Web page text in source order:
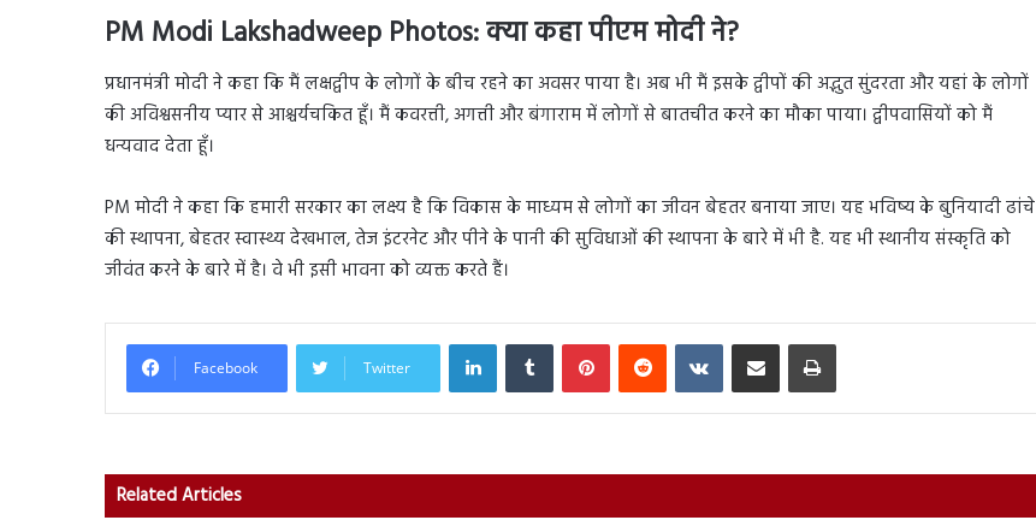
PM Modi Lakshadweep Photos: क्या कहा पीएम मोदी ने?
प्रधानमंत्री मोदी ने कहा कि मैं लक्षद्वीप के लोगों के बीच रहने का अवसर पाया है। अब भी मैं इसके द्वीपों की अद्भुत सुंदरता और यहां के लोगों
की अविश्वसनीय प्यार से आश्चर्यचकित हूँ। मैं कवरत्ती, अगत्ती और बंगाराम में लोगों से बातचीत करने का मौका पाया। द्वीपवासियों को मैं
धन्यवाद देता हूँ।
PM मोदी ने कहा कि हमारी सरकार का लक्ष्य है कि विकास के माध्यम से लोगों का जीवन बेहतर बनाया जाए। यह भविष्य के बुनियादी ढांचे
की स्थापना, बेहतर स्वास्थ्य देखभाल, तेज इंटरनेट और पीने के पानी की सुविधाओं की स्थापना के बारे में भी है. यह भी स्थानीय संस्कृति को
जीवंत करने के बारे में है। वे भी इसी भावना को व्यक्त करते हैं।
Facebook Twitter
LinkedInTumblr PinterestReddit VKontakteShare via Email Print
Related Articles